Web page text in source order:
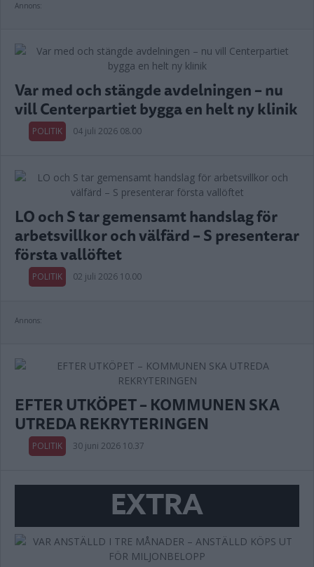
Annons:
Var med och stängde avdelningen – nu
vill Centerpartiet bygga en helt ny klinik
POLITIK 04 juli 2026 08.00
LO och S tar gemensamt handslag för
arbetsvillkor och välfärd – S presenterar
första vallöftet
POLITIK 02 juli 2026 10.00
Annons:
EFTER UTKÖPET – KOMMUNEN SKA
UTREDA REKRYTERINGEN
POLITIK 30 juni 2026 10.37
EXTRA